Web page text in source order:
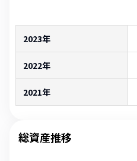
2023年
2022年
2021年
総資産推移